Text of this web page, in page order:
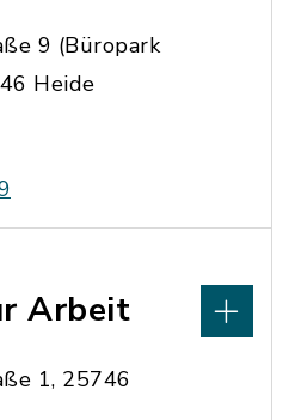
9 (Büropark
Heide
Arbeit
1, 25746